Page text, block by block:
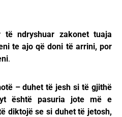
ndryshuar zakonet tuaja
te ajo që doni të arrini, por
.
– duhet të jesh si të gjithë
është pasuria jote më e
diktojë se si duhet të jetosh,